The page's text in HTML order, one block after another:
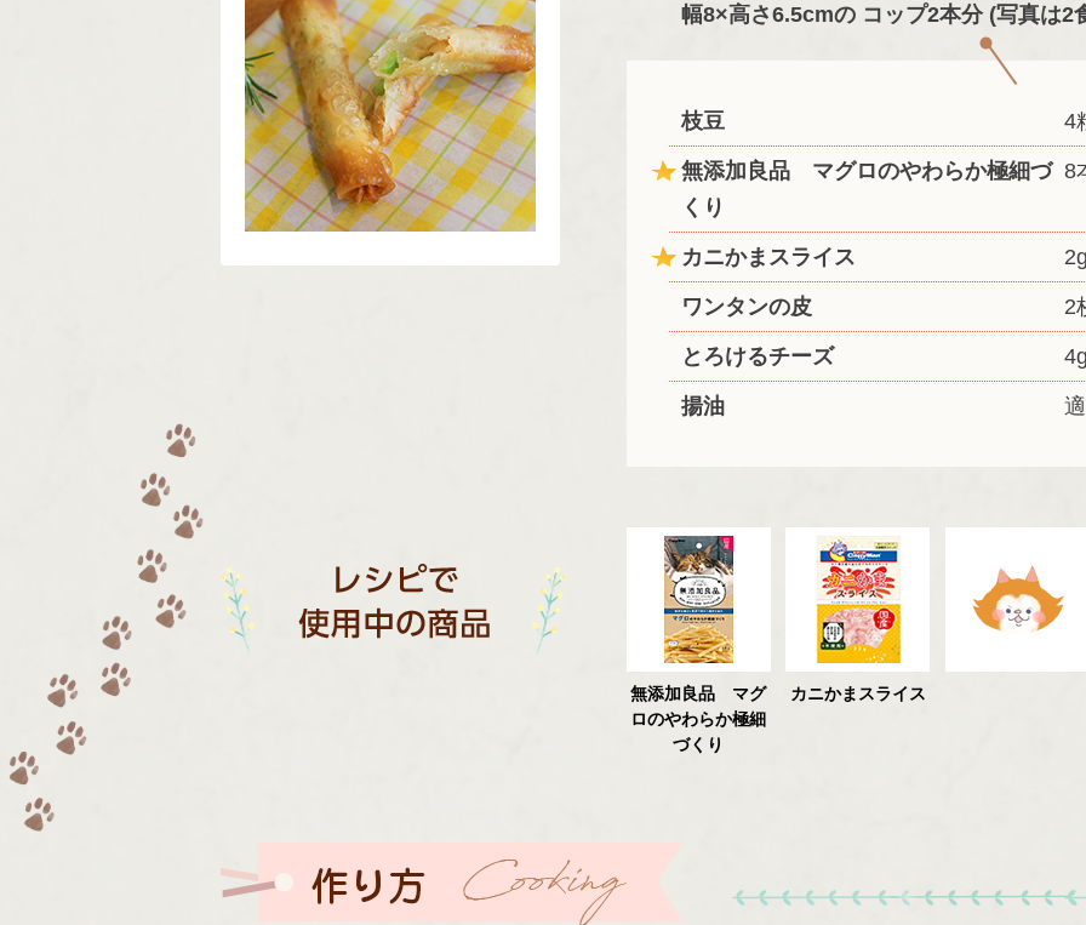
幅8×高さ6.5cmの コップ2本分 (写真は2
枝豆 4
無添加良品 マグロのやわらか極細づ
くり
8
カニかまスライス
ワンタンの皮 2
とろけるチーズ
揚油
無添加良品 マグ
ロのやわらか極細
づくり
カニかまスライス